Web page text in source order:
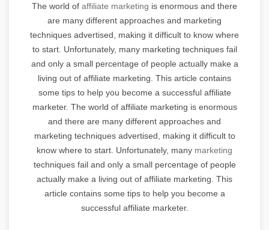
The world of affiliate marketing is enormous and there
are many different approaches and marketing
techniques advertised, making it difficult to know where
to start. Unfortunately, many marketing techniques fail
and only a small percentage of people actually make a
living out of affiliate marketing. This article contains
some tips to help you become a successful affiliate
marketer. The world of affiliate marketing is enormous
and there are many different approaches and
marketing techniques advertised, making it difficult to
know where to start. Unfortunately, many marketing
techniques fail and only a small percentage of people
actually make a living out of affiliate marketing. This
article contains some tips to help you become a
successful affiliate marketer.